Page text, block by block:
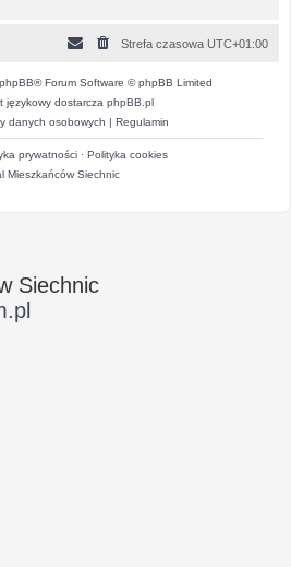
Strefa czasowa UTC+01:00
phpBB® Forum Software © phpBB Limited
językowy dostarcza phpBB.pl
danych osobowych | Regulamin
prywatności· Polityka cookies
Mieszkańców Siechnic
Siechnic